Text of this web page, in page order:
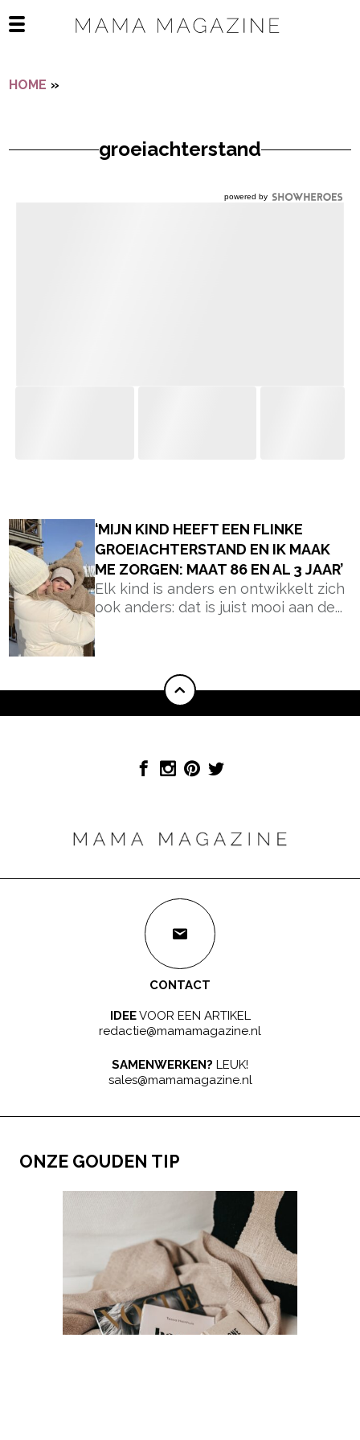
Open het mobiele menu
HOME »
groeiachterstand
powered by
‘MIJN KIND HEEFT EEN FLINKE
GROEIACHTERSTAND EN IK MAAK
ME ZORGEN: MAAT 86 EN AL 3 JAAR’
Elk kind is anders en ontwikkelt zich
ook anders: dat is juist mooi aan de...
CONTACT
IDEEVOOR EEN ARTIKEL
redactie@mamamagazine.nl
SAMENWERKEN? LEUK!
sales@mamamagazine.nl
ONZE GOUDEN TIP